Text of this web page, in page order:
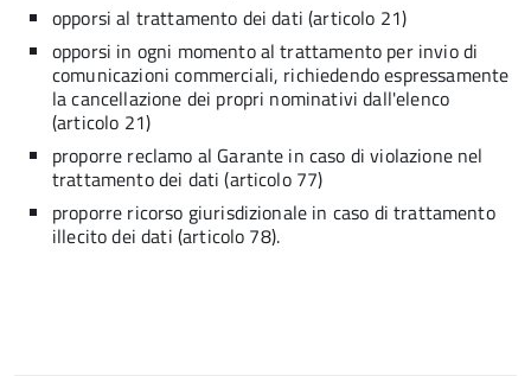
opporsi al trattamento dei dati (articolo 21)
opporsi in ogni momento al trattamento per invio di
comunicazioni commerciali, richiedendo espressamente
la cancellazione dei propri nominativi dall'elenco
(articolo 21)
proporre reclamo al Garante in caso di violazione nel
trattamento dei dati (articolo 77)
proporre ricorso giurisdizionale in caso di trattamento
illecito dei dati (articolo 78).